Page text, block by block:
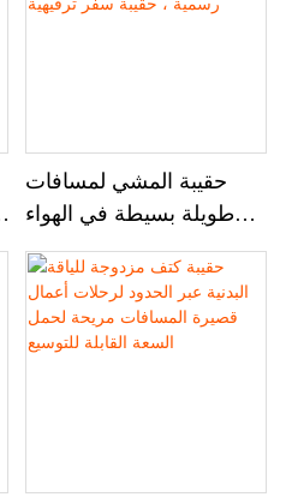
حقيبة المشي لمسافات
طويلة بسيطة في الهواء
الطلق ، حقيبة ظهر رياضية
، حقيبة سفر غير رسمية ،
حقيبة سفر ترفيهية